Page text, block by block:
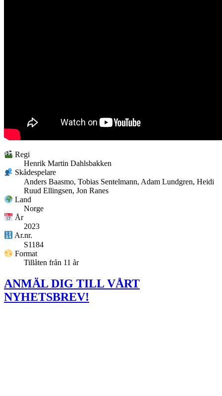
Regi
Henrik Martin Dahlsbakken
Skådespelare
Anders Baasmo, Tobias Sentelmann, Adam Lundgren, Heidi
Ruud Ellingsen, Jon Ranes
Land
Norge
År
2023
Ar.nr.
S1184
Format
Tillåten från 11 år
ANMÄL DIG TILL VÅRT
NYHETSBREV!